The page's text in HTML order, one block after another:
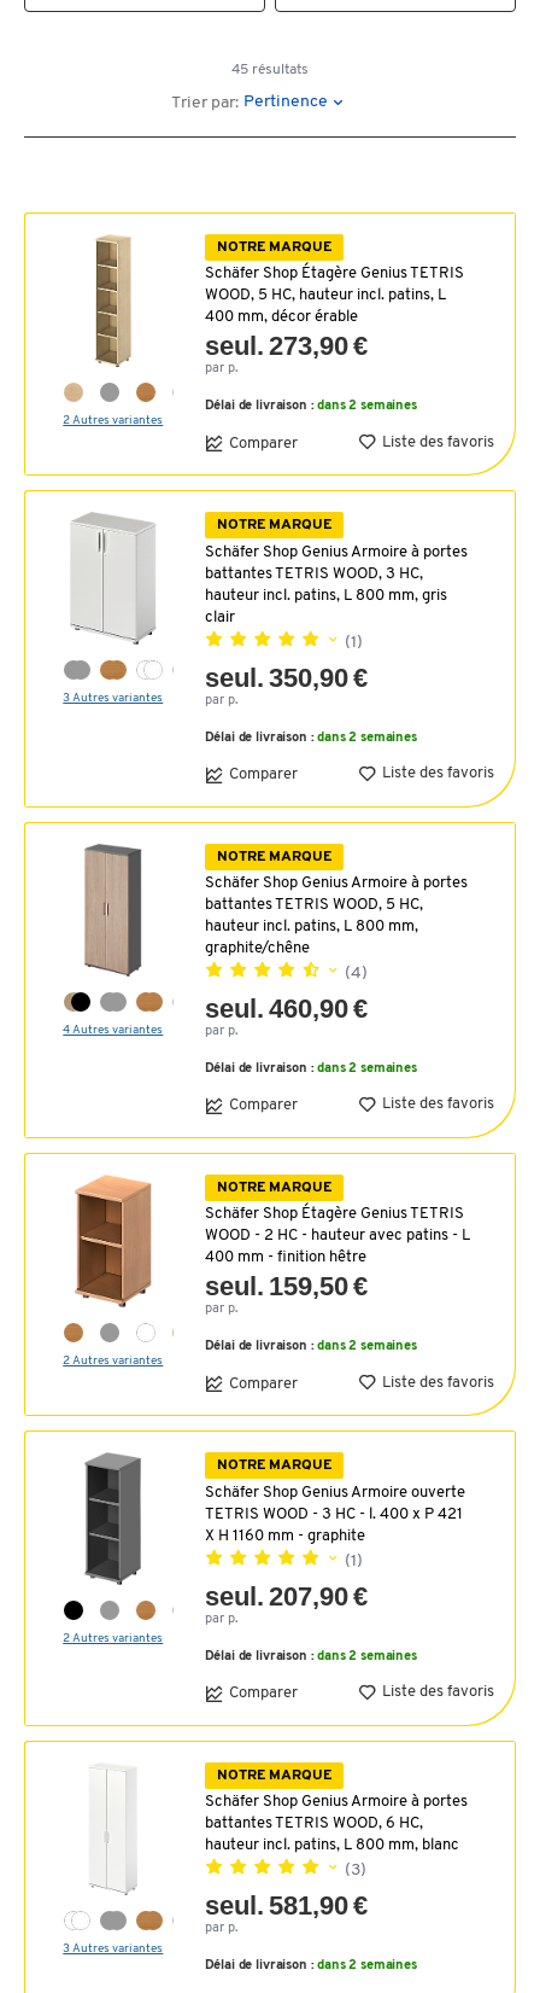
45 résultats
Trier par: Pertinence
2 Autres variantes
NOTRE MARQUE
Schäfer Shop Étagère Genius TETRIS
WOOD, 5 HC, hauteur incl. patins, L
400 mm, décor érable
seul. 273,90 €
par p.
Délai de livraison :dans 2 semaines
Comparer Liste des favoris
3 Autres variantes
NOTRE MARQUE
Schäfer Shop Genius Armoire à portes
battantes TETRIS WOOD, 3 HC,
hauteur incl. patins, L 800 mm, gris
clair
(1)
seul. 350,90 €
par p.
Délai de livraison :dans 2 semaines
Comparer Liste des favoris
4 Autres variantes
NOTRE MARQUE
Schäfer Shop Genius Armoire à portes
battantes TETRIS WOOD, 5 HC,
hauteur incl. patins, L 800 mm,
graphite/chêne
(4)
seul. 460,90 €
par p.
Délai de livraison :dans 2 semaines
Comparer Liste des favoris
2 Autres variantes
NOTRE MARQUE
Schäfer Shop Étagère Genius TETRIS
WOOD - 2 HC - hauteur avec patins - L
400 mm - finition hêtre
seul. 159,50 €
par p.
Délai de livraison :dans 2 semaines
Comparer Liste des favoris
2 Autres variantes
NOTRE MARQUE
Schäfer Shop Genius Armoire ouverte
TETRIS WOOD - 3 HC - l. 400 x P 421
X H 1160 mm - graphite
(1)
seul. 207,90 €
par p.
Délai de livraison :dans 2 semaines
Comparer Liste des favoris
3 Autres variantes
NOTRE MARQUE
Schäfer Shop Genius Armoire à portes
battantes TETRIS WOOD, 6 HC,
hauteur incl. patins, L 800 mm, blanc
(3)
seul. 581,90 €
par p.
Délai de livraison :dans 2 semaines